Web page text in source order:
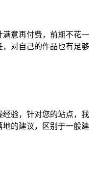
意再付费，前期不花一
对自己的作品也有足够
验，针对您的站点，我
的建议，区别于一般建